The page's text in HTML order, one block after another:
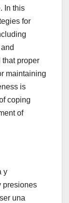
In this
for
that proper
maintaining
is
coping
of
y
presiones
una